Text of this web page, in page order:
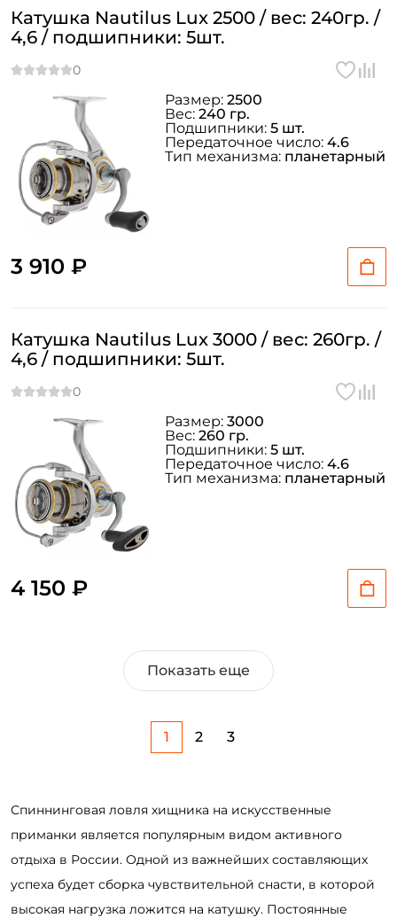
Катушка Nautilus Lux 2500 / вес: 240гр. /
4,6 / подшипники: 5шт.
3 910 ₽
Размер: 2500
Вес: 240 гр.
Подшипники: 5 шт.
Передаточное число: 4.6
Тип механизма: планетарный
Катушка Nautilus Lux 3000 / вес: 260гр. /
4,6 / подшипники: 5шт.
4 150 ₽
Размер: 3000
Вес: 260 гр.
Подшипники: 5 шт.
Передаточное число: 4.6
Тип механизма: планетарный
Показать еще
1 2 3
Спиннинговая ловля хищника на искусственные
приманки является популярным видом активного
отдыха в России. Одной из важнейших составляющих
успеха будет сборка чувствительной снасти, в которой
высокая нагрузка ложится на катушку. Постоянные